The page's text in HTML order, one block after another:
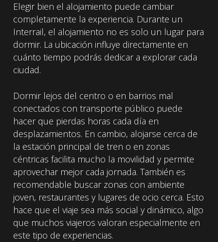
Elegir bien el alojamiento puede cambiar
completamente la experiencia. Durante un
Interrail, el alojamiento no es solo un lugar para
dormir. La ubicación influye directamente en
cuánto tiempo podrás dedicar a explorar cada
ciudad.
Dormir lejos del centro o en barrios mal
conectados con transporte público puede
hacer que pierdas horas cada día en
desplazamientos. En cambio, alojarse cerca de
la estación principal de tren o en zonas
céntricas facilita mucho la movilidad y permite
aprovechar mejor cada jornada. También es
recomendable buscar zonas con ambiente
joven, restaurantes y lugares de ocio cerca. Esto
hace que el viaje sea más social y dinámico, algo
que muchos viajeros valoran especialmente en
este tipo de experiencias.